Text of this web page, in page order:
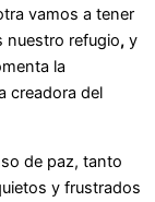
vamos a tener
nuestro refugio, y
la
creadora del
de paz, tanto
y frustrados